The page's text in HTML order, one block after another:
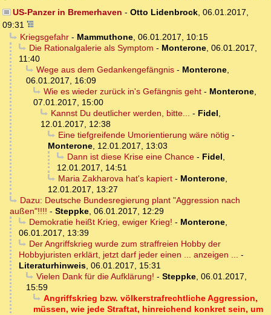
US-Panzer in Bremerhaven - Otto Lidenbrock, 06.01.2017,
09:31
Kriegsgefahr- Mammuthone, 06.01.2017, 10:15
Die Rationalgalerie als Symptom - Monterone, 06.01.2017,
11:40
Wege aus dem Gedankengefängnis- Monterone,
06.01.2017, 16:09
Wie es wieder zurück in's Gefängnis geht- Monterone,
07.01.2017, 15:00
Kannst Du deutlicher werden, bitte... - Fidel,
12.01.2017, 12:38
Eine tiefgreifende Umorientierung wäre nötig -
Monterone, 12.01.2017, 13:03
Dann ist diese Krise eine Chance- Fidel,
12.01.2017, 14:51
Maria Zakharova hat's kapiert- Monterone,
12.01.2017, 13:27
Dazu: Deutsche Bundesregierung plant "Aggression nach
außen"!!!! - Steppke, 06.01.2017, 12:29
Demokratie heißt Krieg, ewiger Krieg! - Monterone,
06.01.2017, 13:39
Der Angriffskrieg wurde zum straffreien Hobby der
Hobbyjuristen erklärt, jetzt darf jeder einen ... anzeigen ... -
Literaturhinweis, 06.01.2017, 15:31
Vielen Dank für die Aufklärung! - Steppke, 06.01.2017,
15:59
Angriffskrieg bzw. völkerstrafrechtliche Aggression,
müssen, wie jede Straftat, hinreichend konkret sein, um